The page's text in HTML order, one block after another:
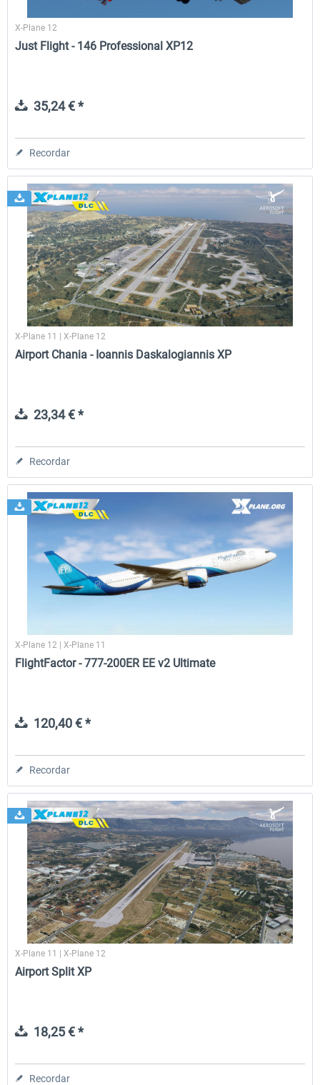
X-Plane 12
Just Flight - 146 Professional XP12
35,24 € *
Recordar
X-Plane 11 | X-Plane 12
Airport Chania - Ioannis Daskalogiannis XP
23,34 € *
Recordar
X-Plane 12 | X-Plane 11
FlightFactor - 777-200ER EE v2 Ultimate
120,40 € *
Recordar
X-Plane 11 | X-Plane 12
Airport Split XP
18,25 € *
Recordar